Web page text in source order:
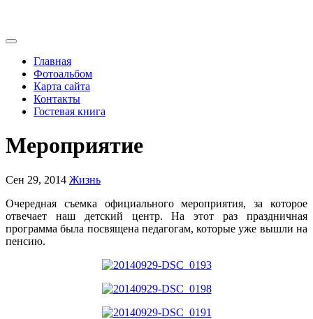
Главная
Фотоальбом
Карта сайта
Контакты
Гостевая книга
Мероприятие
Сен 29, 2014 Жизнь
Очередная съемка официального мероприятия, за которое
отвечает наш детский центр. На этот раз праздничная
программа была посвящена педагогам, которые уже вышли на
пенсию.